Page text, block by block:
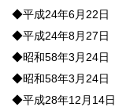
◆平成24年6月22日
◆平成24年8月27日
◆昭和58年3月24日
◆昭和58年3月24日
◆平成28年12月14日